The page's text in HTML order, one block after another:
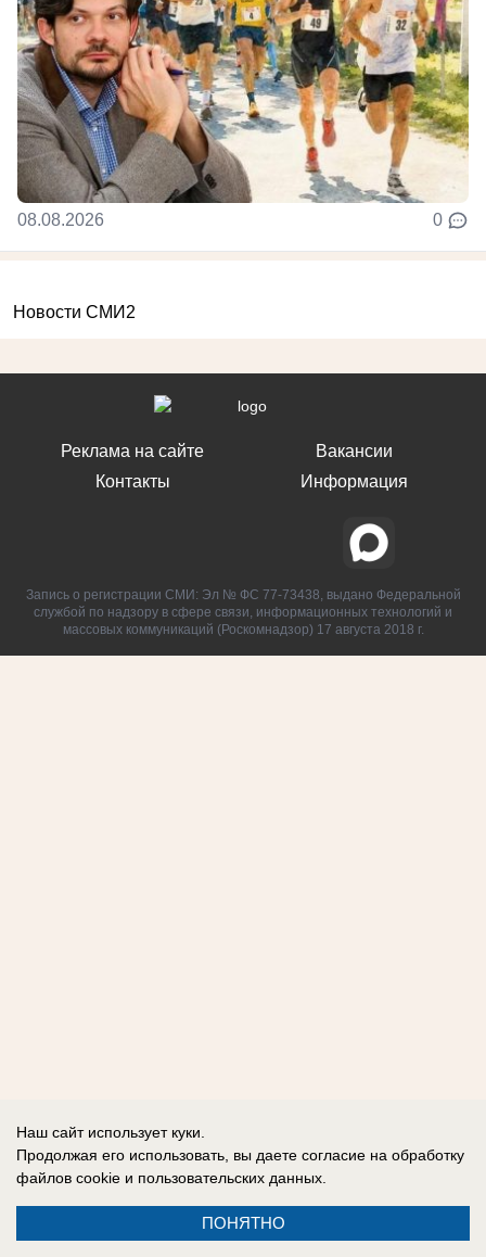
08.08.2026 0
Новости СМИ2
Реклама на сайте
Контакты
Вакансии
Информация
Запись о регистрации СМИ: Эл № ФС 77-73438, выдано Федеральной
службой по надзору в сфере связи, информационных технологий и
массовых коммуникаций (Роскомнадзор) 17 августа 2018 г.
Наш сайт использует куки.
Продолжая его использовать, вы даете согласие на обработку
файлов cookie и пользовательских данных.
ПОНЯТНО